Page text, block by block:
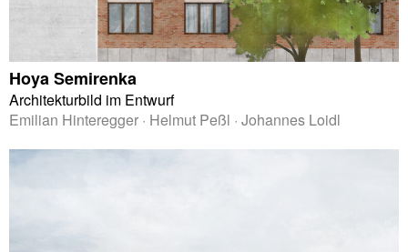
Hoya Semirenka
Architekturbild im Entwurf
Emilian Hinteregger · Helmut Peßl · Johannes Loidl